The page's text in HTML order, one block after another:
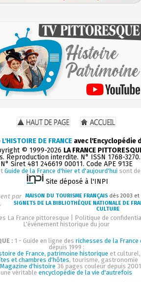
L'HISTOIRE DE FRANCE avec l'Encyclopédie
© 1999-2026 LA FRANCE
Reproduction interdite. N° ISSN 1768-
N° Siret 481 246619 00011. Code APE 913E
Guide de la France d'hier et d'aujourd'hui sont
Site déposé à l'INPI
par MAISON DU TOURISME FRANÇAIS dès 2003 et
SIGNETS DE LA BIBLIOTHÈQUE NATIONALE DE
CULTURE
La France pittoresque
Politique de
L'événement historique du jour
: 1 - Guide en ligne des richesses de la
depuis 1999 :
de France, patrimoine historique et culturel,
et chambres d'hôtes, tourisme, gastronomie
Magazine d'histoire 36 pages couleur depuis
une véritable encyclopédie de la vie d'autrefois